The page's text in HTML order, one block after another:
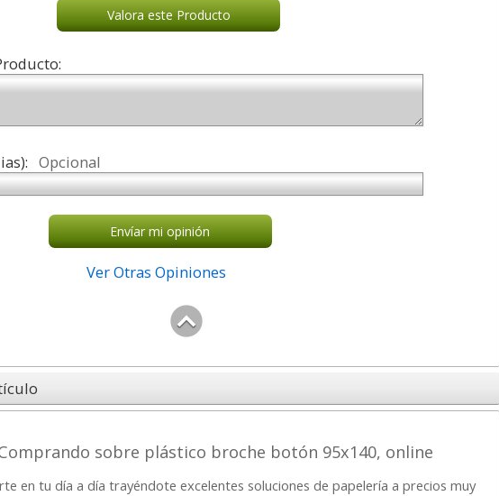
Valora este Producto
Opcional
Envíar mi opinión
Ver Otras Opiniones
sobre plástico broche botón 95x140, online
en tu día a día trayéndote excelentes soluciones de papelería a precios muy